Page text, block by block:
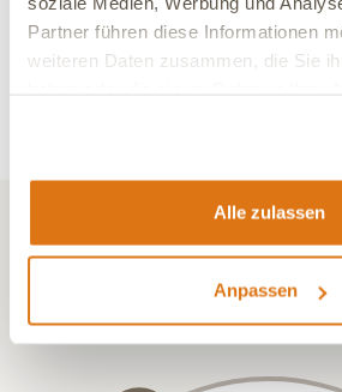
Partner führen diese Informationen
weiteren Daten zusammen, die Sie
Alle zulassen
Anpassen
für "EQUI KRÄUTERHEFE - 1
Ergänzungsfuttermittel
Das steht hinter